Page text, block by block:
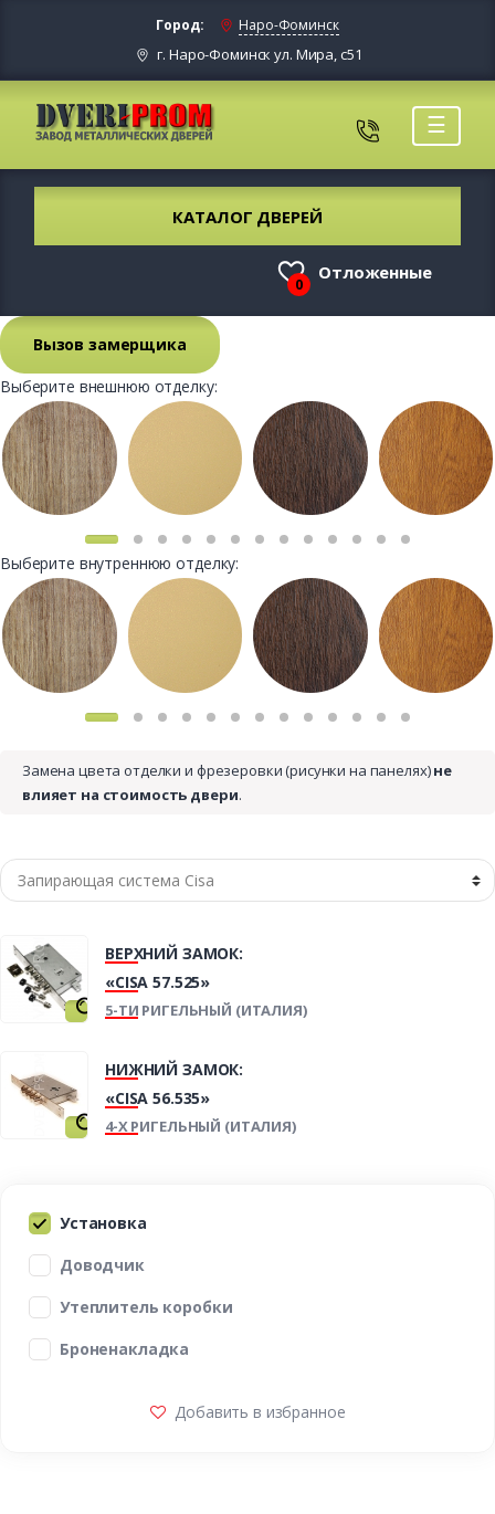
Город: Наро-Фоминск
г. Наро-Фоминск ул. Мира, с51
☰
КАТАЛОГ ДВЕРЕЙ
0
Отложенные
Вызов замерщика
Выберите внешнюю отделку:
Выберите внутреннюю отделку:
Замена цвета отделки и фрезеровки (рисунки на панелях)не
влияет на стоимость двери.
ВЕРХНИЙ ЗАМОК:
«CISA 57.525»
5-ТИ РИГЕЛЬНЫЙ (ИТАЛИЯ)
НИЖНИЙ ЗАМОК:
«CISA 56.535»
4-Х РИГЕЛЬНЫЙ (ИТАЛИЯ)
Установка
Доводчик
Утеплитель коробки
Броненакладка
Добавить в избранное